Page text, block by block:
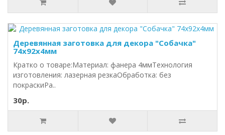
Деревянная заготовка для декора "Собачка"
74х92х4мм
Кратко о товаре:Материал: фанера 4ммТехнология
изготовления: лазерная резкаОбработка: без
покраскиРа..
30р.